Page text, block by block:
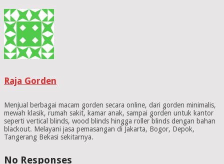
Raja Gorden
Menjual berbagai macam gorden secara online, dari gorden minimalis,
mewah klasik, rumah sakit, kamar anak, sampai gorden untuk kantor
seperti vertical blinds, wood blinds hingga roller blinds dengan bahan
blackout. Melayani jasa pemasangan di Jakarta, Bogor, Depok,
Tangerang Bekasi sekitarnya.
No Responses